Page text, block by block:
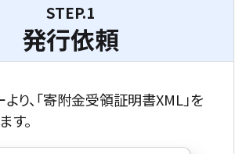
STEP.1
発行依頼
り、「寄附金受領証明書XML」を
す。